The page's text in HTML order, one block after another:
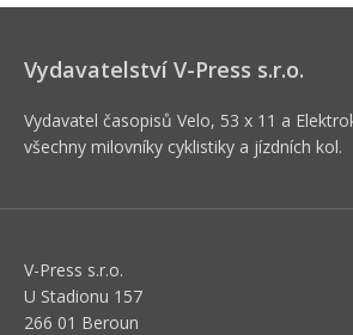
Vydavatelství V-Press s.r.o.
Vydavatel časopisů Velo, 53 x 11 a
všechny milovníky cyklistiky a jízdních kol.
V-Press s.r.o.
U Stadionu 157
266 01 Beroun